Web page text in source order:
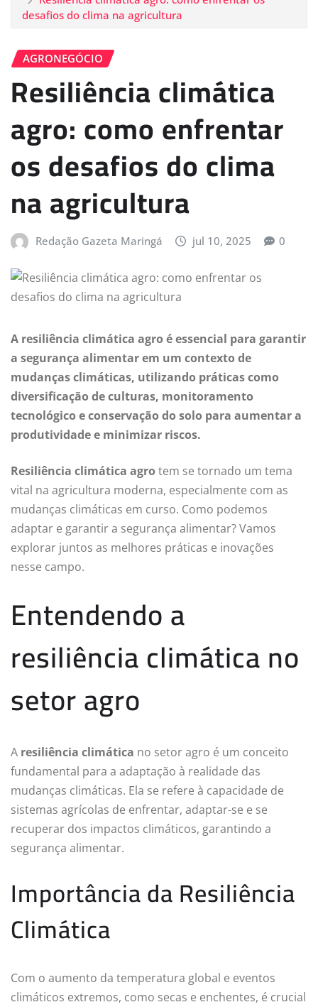
desafios do clima na agricultura
AGRONEGÓCIO
Resiliência climática
agro: como enfrentar
os desafios do clima
na agricultura
Redação Gazeta Maringá jul 10, 2025 0
A resiliência climática agro é essencial para garantir
a segurança alimentar em um contexto de
mudanças climáticas, utilizando práticas como
diversificação de culturas, monitoramento
tecnológico e conservação do solo para aumentar a
produtividade e minimizar riscos.
Resiliência climática agro tem se tornado um tema
vital na agricultura moderna, especialmente com as
mudanças climáticas em curso. Como podemos
adaptar e garantir a segurança alimentar? Vamos
explorar juntos as melhores práticas e inovações
nesse campo.
Entendendo a
resiliência climática no
setor agro
A resiliência climática no setor agro é um conceito
fundamental para a adaptação à realidade das
mudanças climáticas. Ela se refere à capacidade de
sistemas agrícolas de enfrentar, adaptar-se e se
recuperar dos impactos climáticos, garantindo a
segurança alimentar.
Importância da Resiliência
Climática
Com o aumento da temperatura global e eventos
climáticos extremos, como secas e enchentes, é crucial